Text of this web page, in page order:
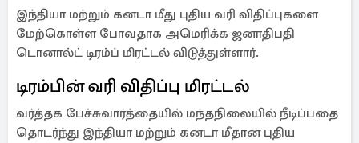
இந்தியா மற்றும் கனடா மீது புதிய வரி விதிப்புகளை
மேற்கொள்ள போவதாக அமெரிக்க ஜனாதிபதி
டொனால்ட் டிரம்ப் மிரட்டல் விடுத்துள்ளார்.
டிரம்பின் வரி விதிப்பு மிரட்டல்
வர்த்தக பேச்சுவார்த்தையில் மந்தநிலையில் நீடிப்பதை
தொடர்ந்து இந்தியா மற்றும் கனடா மீதான புதிய